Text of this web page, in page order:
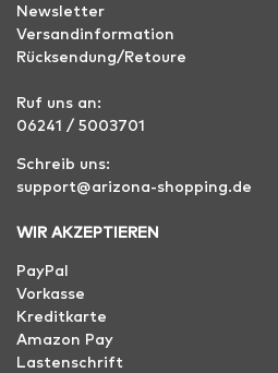
Newsletter
Versandinformation
Rücksendung/Retoure
Ruf uns an:
06241 / 5003701
Schreib uns:
support@arizona-shopping.de
WIR AKZEPTIEREN
PayPal
Vorkasse
Kreditkarte
Amazon Pay
Lastenschrift